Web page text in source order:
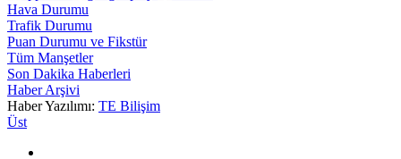
Hava Durumu
Trafik Durumu
Puan Durumu ve Fikstür
Tüm Manşetler
Son Dakika Haberleri
Haber Arşivi
Haber Yazılımı: TE Bilişim
Üst